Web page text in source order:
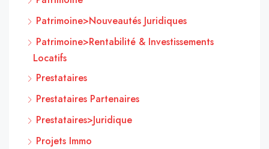
Patrimoine>Nouveautés Juridiques
Patrimoine>Rentabilité & Investissements
Locatifs
Prestataires
Prestataires Partenaires
Prestataires>Juridique
Projets Immo